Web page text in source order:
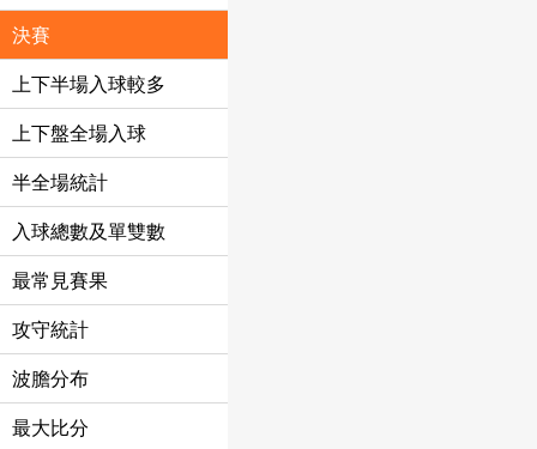
決賽
上下半場入球較多
上下盤全場入球
半全場統計
入球總數及單雙數
最常見賽果
攻守統計
波膽分布
最大比分